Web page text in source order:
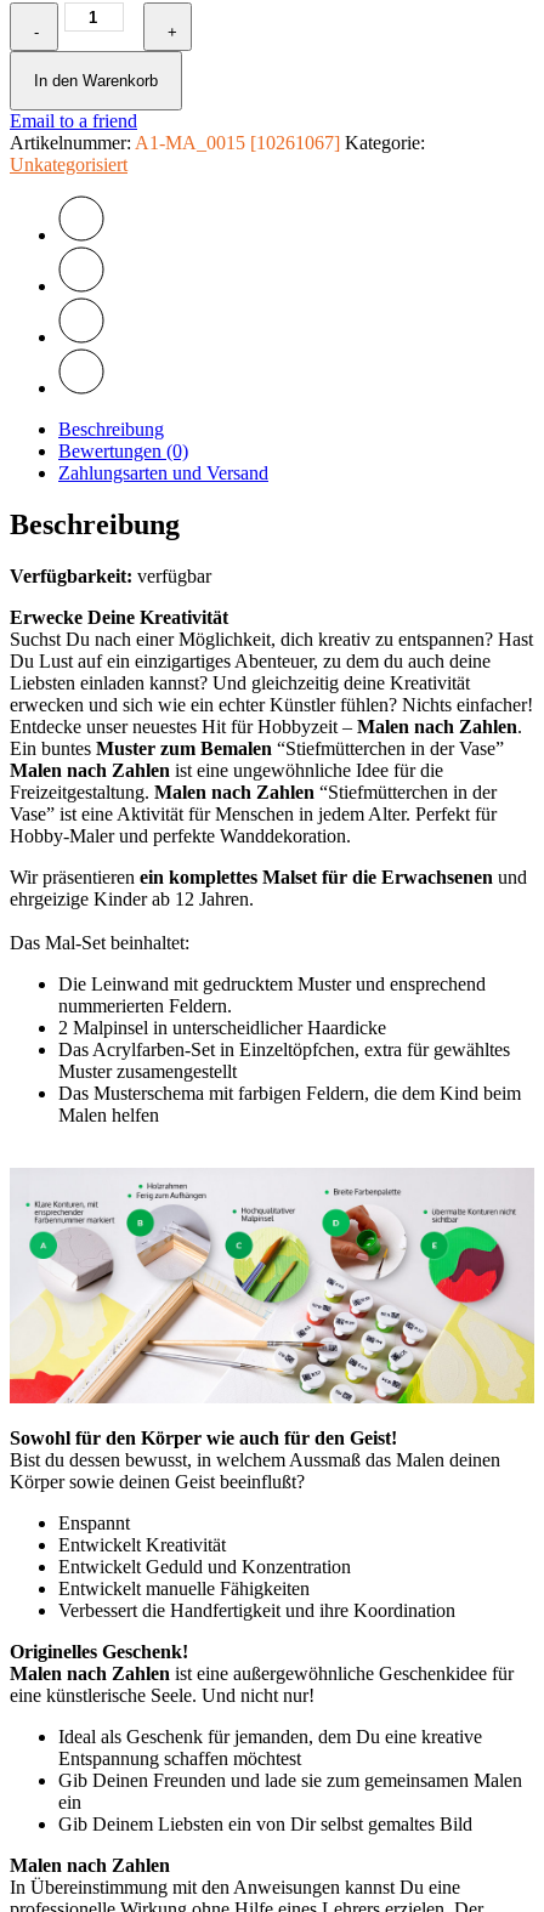
-
Malen
nach
Zahlen
-
in
der
Vase
+
In den Warenkorb
Email to a friend
Artikelnummer: A1-MA_0015 [10261067] Kategorie:
Unkategorisiert
Beschreibung
Bewertungen (0)
Zahlungsarten und Versand
Beschreibung
Verfügbarkeit: verfügbar
Erwecke Deine Kreativität
Suchst Du nach einer Möglichkeit, dich kreativ zu entspannen? Hast
Du Lust auf ein einzigartiges Abenteuer, zu dem du auch deine
Liebsten einladen kannst? Und gleichzeitig deine Kreativität
erwecken und sich wie ein echter Künstler fühlen? Nichts einfacher!
Entdecke unser neuestes Hit für Hobbyzeit – Malen nach Zahlen.
Ein buntes Muster zum Bemalen “Stiefmütterchen in der Vase”
Malen nach Zahlen ist eine ungewöhnliche Idee für die
Freizeitgestaltung. Malen nach Zahlen “Stiefmütterchen in der
Vase” ist eine Aktivität für Menschen in jedem Alter. Perfekt für
Hobby-Maler und perfekte Wanddekoration.
Wir präsentieren ein komplettes Malset für die Erwachsenen und
ehrgeizige Kinder ab 12 Jahren.
Das Mal-Set beinhaltet:
Die Leinwand mit gedrucktem Muster und ensprechend
nummerierten Feldern.
2 Malpinsel in unterscheidlicher Haardicke
Das Acrylfarben-Set in Einzeltöpfchen, extra für gewähltes
Muster zusamengestellt
Das Musterschema mit farbigen Feldern, die dem Kind beim
Malen helfen
Sowohl für den Körper wie auch für den Geist!
Bist du dessen bewusst, in welchem Aussmaß das Malen deinen
Körper sowie deinen Geist beeinflußt?
Enspannt
Entwickelt Kreativität
Entwickelt Geduld und Konzentration
Entwickelt manuelle Fähigkeiten
Verbessert die Handfertigkeit und ihre Koordination
Originelles Geschenk!
Malen nach Zahlen ist eine außergewöhnliche Geschenkidee für
eine künstlerische Seele. Und nicht nur!
Ideal als Geschenk für jemanden, dem Du eine kreative
Entspannung schaffen möchtest
Gib Deinen Freunden und lade sie zum gemeinsamen Malen
ein
Gib Deinem Liebsten ein von Dir selbst gemaltes Bild
Malen nach Zahlen
In Übereinstimmung mit den Anweisungen kannst Du eine